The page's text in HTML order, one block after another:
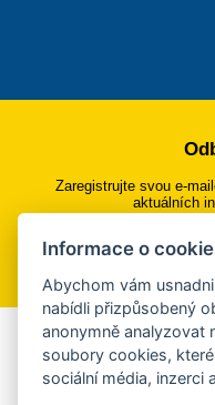
Zaregistrujte svou e-
aktuálních
Chcete dostávat do
Informace o
Abychom vám
nabídli přizpůsobený
anonymně analyzovat
soubory cookies,
sociální média, inzerci